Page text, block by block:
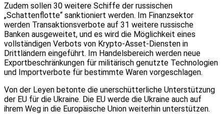
Zudem sollen 30 weitere Schiffe der russischen
„Schattenflotte“ sanktioniert werden. Im Finanzsektor
werden Transaktionsverbote auf 31 weitere russische
Banken ausgeweitet, und es wird die Möglichkeit eines
vollständigen Verbots von Krypto-Asset-Diensten in
Drittländern eingeführt. Im Handelsbereich werden neue
Exportbeschränkungen für militärisch genutzte Technologien
und Importverbote für bestimmte Waren vorgeschlagen.
Von der Leyen betonte die unerschütterliche Unterstützung
der EU für die Ukraine. Die EU werde die Ukraine auch auf
ihrem Weg in die Europäische Union weiterhin unterstützen.